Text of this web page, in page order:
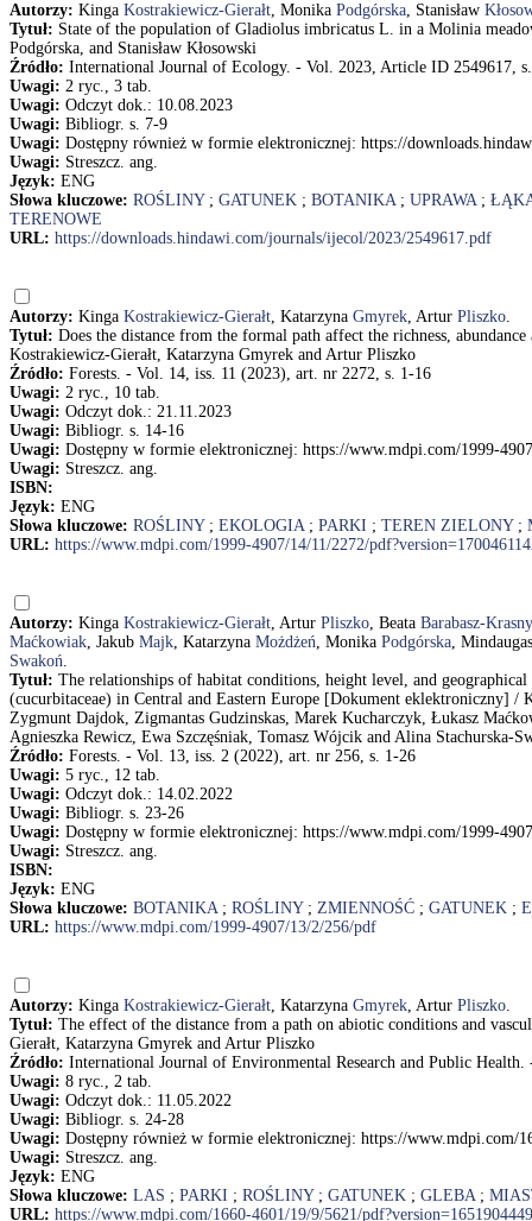
Autorzy: Kinga Kostrakiewicz-Gierałt, Monika Podgórska, Stanisław
Tytuł: State of the population of Gladiolus imbricatus L. in a Molinia
Podgórska, and Stanisław Kłosowski
Źródło: International Journal of Ecology. - Vol. 2023, Article ID 2549617,
Uwagi: 2 ryc., 3 tab.
Uwagi: Odczyt dok.: 10.08.2023
Uwagi: Bibliogr. s. 7-9
Uwagi: Dostępny również w formie elektronicznej: https://
Uwagi: Streszcz. ang.
Język: ENG
Słowa kluczowe: ROŚLINY; GATUNEK ; BOTANIKA; UPRAWA;
TERENOWE
URL: https://downloads.hindawi.com/journals/ijecol/2023/2549617.pdf
Autorzy: Kinga Kostrakiewicz-Gierałt, Katarzyna Gmyrek, Artur Pliszko.
Tytuł: Does the distance from the formal path affect the richness,
Kostrakiewicz-Gierałt, Katarzyna Gmyrek and Artur Pliszko
Źródło: Forests. - Vol. 14, iss. 11 (2023), art. nr 2272, s. 1-16
Uwagi: 2 ryc., 10 tab.
Uwagi: Odczyt dok.: 21.11.2023
Uwagi: Bibliogr. s. 14-16
Uwagi: Dostępny w formie elektronicznej: https://www.mdpi.com/1999-
Uwagi: Streszcz. ang.
ISBN:
Język: ENG
Słowa kluczowe: ROŚLINY; EKOLOGIA; PARKI ; TEREN ZIELONY;
URL: https://www.mdpi.com/1999-4907/14/11/2272/
Autorzy: Kinga Kostrakiewicz-Gierałt, Artur Pliszko, Beata Barabasz-Krasny
Maćkowiak, Jakub Majk, Katarzyna Możdżeń, Monika Podgórska,
Swakoń.
Tytuł: The relationships of habitat conditions, height level, and
(cucurbitaceae) in Central and Eastern Europe [Dokument eklektroniczny] /
Zygmunt Dajdok, Zigmantas Gudzinskas, Marek Kucharczyk, Łukasz
Agnieszka Rewicz, Ewa Szczęśniak, Tomasz Wójcik and Alina Stachurska-
Źródło: Forests. - Vol. 13, iss. 2 (2022), art. nr 256, s. 1-26
Uwagi: 5 ryc., 12 tab.
Uwagi: Odczyt dok.: 14.02.2022
Uwagi: Bibliogr. s. 23-26
Uwagi: Dostępny w formie elektronicznej: https://www.mdpi.com/1999-
Uwagi: Streszcz. ang.
ISBN:
Język: ENG
Słowa kluczowe: BOTANIKA; ROŚLINY; ZMIENNOŚĆ ; GATUNEK ;
URL: https://www.mdpi.com/1999-4907/13/2/256/pdf
Autorzy: Kinga Kostrakiewicz-Gierałt, Katarzyna Gmyrek, Artur Pliszko.
Tytuł: The effect of the distance from a path on abiotic conditions and
Gierałt, Katarzyna Gmyrek and Artur Pliszko
Źródło: International Journal of Environmental Research and Public
Uwagi: 8 ryc., 2 tab.
Uwagi: Odczyt dok.: 11.05.2022
Uwagi: Bibliogr. s. 24-28
Uwagi: Dostępny również w formie elektronicznej: https://www.mdpi.com/
Uwagi: Streszcz. ang.
Język: ENG
Słowa kluczowe: LAS ; PARKI ; ROŚLINY; GATUNEK ; GLEBA;
URL: https://www.mdpi.com/1660-4601/19/9/5621/pdf?version=1651904449